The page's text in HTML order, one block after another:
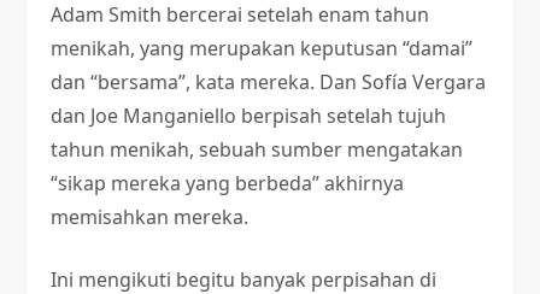
Adam Smith bercerai setelah enam tahun
menikah, yang merupakan keputusan “damai”
dan “bersama”, kata mereka. Dan Sofía Vergara
dan Joe Manganiello berpisah setelah tujuh
tahun menikah, sebuah sumber mengatakan
“sikap mereka yang berbeda” akhirnya
memisahkan mereka.
Ini mengikuti begitu banyak perpisahan di